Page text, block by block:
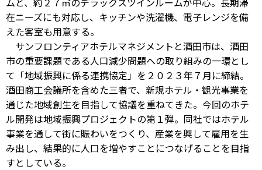
在ニーズにも対応し、キッチンや洗濯機、電子レンジを備
えた客室も用意する。
サンフロンティアホテルマネジメントと酒田市は、酒田
市の重要課題である人口減少問題への取り組みの一環とし
て「地域振興に係る連携協定」を２０２３年７月に締結。
酒田商工会議所を含めた三者で、新規ホテル・観光事業を
通じた地域創生を目指して協議を重ねてきた。今回のホテ
ル開発は地域振興プロジェクトの第１弾。同社ではホテル
事業を通して街に賑わいをつくり、産業を興して雇用を生
み出し、結果的に人口を増やすことにつなげることを目指
すとしている。